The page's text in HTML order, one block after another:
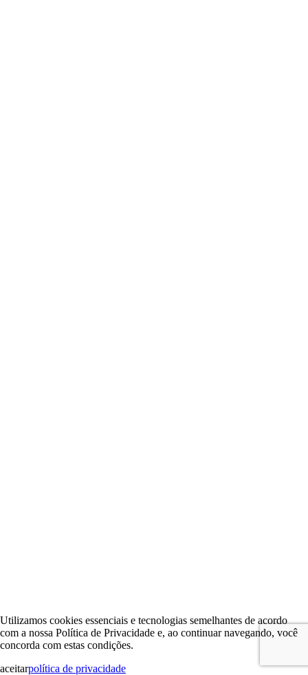
Utilizamos cookies essenciais e tecnologias semelhantes de acordo
com a nossa Política de Privacidade e, ao continuar navegando, você
concorda com estas condições.
aceitarpolítica de privacidade